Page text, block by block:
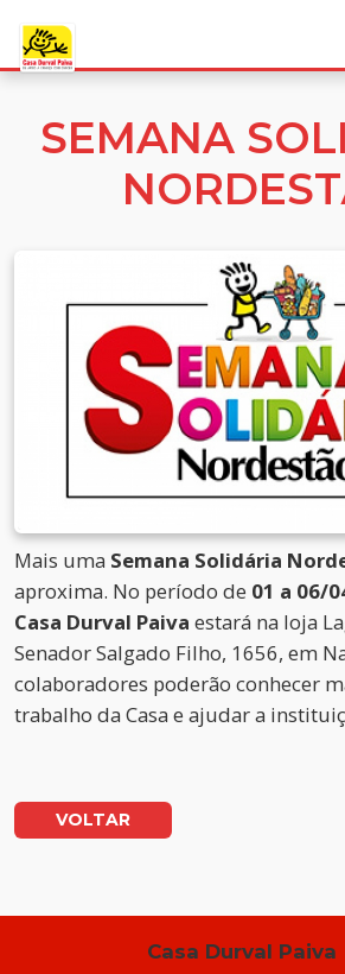
SEMANA
Mais uma Semana Solidária
aproxima. No período de 01 a 06/
Casa Durval Paiva estará na loja
Senador Salgado Filho, 1656, em
colaboradores poderão conhecer
trabalho da Casa e ajudar a
VOLTAR
Casa Durval Paiva